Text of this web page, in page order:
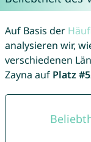
Auf Basis der
analysieren wir,
verschiedenen
Zayna auf Platz